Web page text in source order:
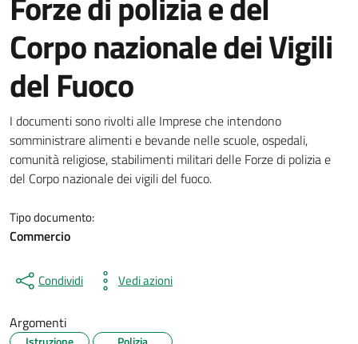
Corpo nazionale dei Vigili
del Fuoco
Dettagli del documento
I documenti sono rivolti alle Imprese che intendono
somministrare alimenti e bevande nelle scuole, ospedali,
comunità religiose, stabilimenti militari delle Forze di polizia e
del Corpo nazionale dei vigili del fuoco.
Tipo documento:
Commercio
Condividi Vedi azioni
Argomenti